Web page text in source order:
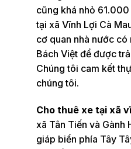
cũng khá nhỏ
tại xã Vĩnh Lợi Cà
cơ quan nhà nước
Bách Việt để được
Chúng tôi cam kết
chúng tôi.
Cho thuê xe tại xã
xã Tân Tiến và Gành
giáp biển phía Tây